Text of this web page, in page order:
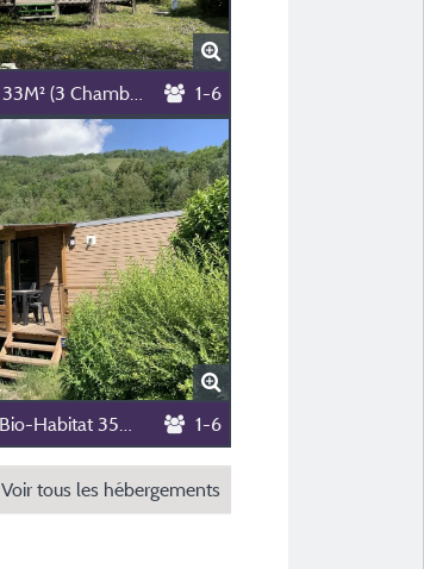
Bungalow Evolution 33M² (3 Chambres, Maximum 6 Personnes) 1-6
Bungalow Premium Bio-Habitat 35M² (3 Chambres, Maximum 6 Personnes) 1-6
Voir tous les hébergements